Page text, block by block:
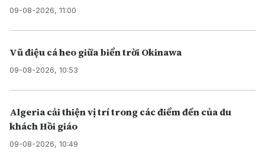
09-08-2026, 11:00
Vũ điệu cá heo giữa biển trời Okinawa
09-08-2026, 10:53
Algeria cải thiện vị trí trong các điểm đến của du
khách Hồi giáo
09-08-2026, 10:49